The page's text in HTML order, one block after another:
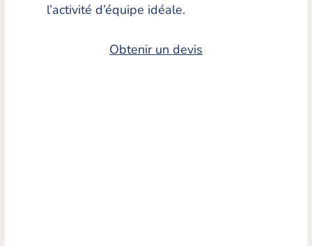
l’activité d’équipe idéale.
Obtenir un devis